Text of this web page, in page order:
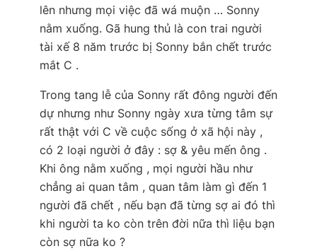
lên nhưng mọi việc đã wá muộn … Sonny
nằm xuống. Gã hung thủ là con trai người
tài xế 8 năm trước bị Sonny bắn chết trước
mắt C .
Trong tang lễ của Sonny rất đông người đến
dự nhưng như Sonny ngày xưa từng tâm sự
rất thật với C về cuộc sống ở xã hội này ,
có 2 loại người ở đây : sợ & yêu mến ông .
Khi ông nằm xuống , mọi người hầu như
chẳng ai quan tâm , quan tâm làm gì đến 1
người đã chết , nếu bạn đã từng sợ ai đó thì
khi người ta ko còn trên đời nữa thì liệu bạn
còn sợ nữa ko ?